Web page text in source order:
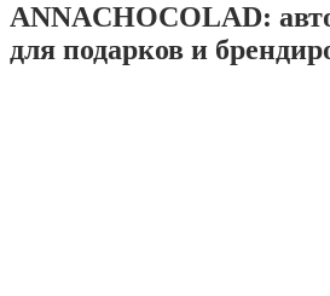
ANNACHOCOLAD:
для подарков и